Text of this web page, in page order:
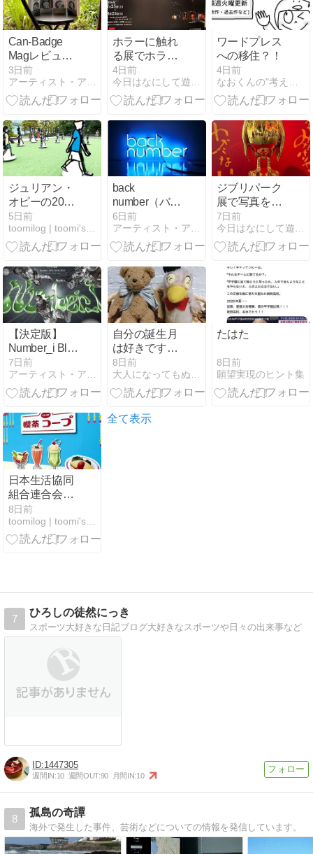
Can-Badge
Magレビュー
｜推し缶バッ
ジをスマホで
持ち歩ける？
Badgeとの違
いも紹介
3日前
アーティスト・アイドル推し活応援ブログ
ホラーに触れ
る展でホラー
映画の裏側を
見てきた
4日前
今日はなにして遊ぼうか
ワードプレス
への移住？！
4日前
なおくんの"考える"ネタ帳
ジュリアン・
オピーの20
Childrenへ
5日前
toomilog | toomi's life blog
back
number（バッ
クナンバー）
メンバー完全
ガイド｜プロ
力・凄さを徹
底解説
6日前
アーティスト・アイドル推し活応援ブログ
ジブリパーク
展で写真を撮
りまくってき
た
7日前
今日はなにして遊ぼうか
【決定版】
Number_i Blu-
ray・DVDおす
すめ一覧｜ラ
イブ映像・特
底解説【ナン
バーアイ】
7日前
アーティスト・アイドル推し活応援ブログ
自分の誕生月
は好きです
か？
8日前
大人になってもぬいぐるみが好きブログ
たはた
8日前
願望実現のヒント集
日本生活協同
組合連合会の
喫茶コープへ
8日前
toomilog | toomi's life blog
全て表示
7
ひろしの徒然にっき
スポーツ大好きな日記ブログ大好きなスポーツや日々の出来事など
1447305
週間IN:10 週間OUT:90 月間IN:10
8
孤島の奇譚
海外で発生した事件、芸術などについての情報を発信しています。